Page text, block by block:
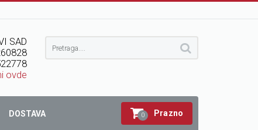
SAD
ovde
DOSTAVA 0 Prazno